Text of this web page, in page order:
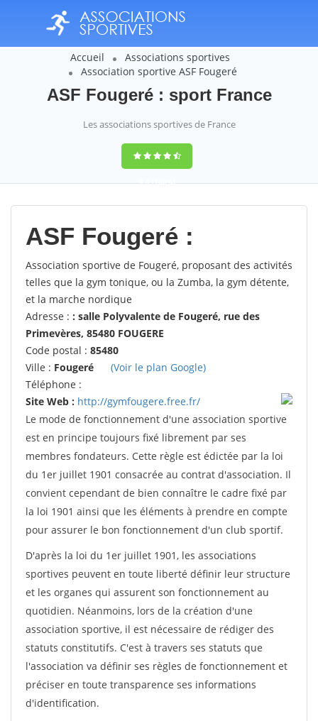
Accueil
Associations sportives
Association sportive ASF Fougeré
ASF Fougeré : sport France
Les associations sportives de France
9,4(100%)
14358votes
ASF Fougeré :
Association sportive de Fougeré, proposant des activités
telles que la gym tonique, ou la Zumba, la gym détente,
et la marche nordique
Adresse : : salle Polyvalente de Fougeré, rue des
Primevères, 85480 FOUGERE
Code postal : 85480
Ville : Fougeré
(Voir le plan Google)
Téléphone :
Site Web : http://gymfougere.free.fr/
Le mode de fonctionnement d'une association sportive
est en principe toujours fixé librement par ses
membres fondateurs. Cette règle est édictée par la loi
du 1er juillet 1901 consacrée au contrat d'association. Il
convient cependant de bien connaître le cadre fixé par
la loi 1901 ainsi que les éléments à prendre en compte
pour assurer le bon fonctionnement d'un club sportif.
D'après la loi du 1er juillet 1901, les associations
sportives peuvent en toute liberté définir leur structure
et les organes qui assurent son fonctionnement au
quotidien. Néanmoins, lors de la création d'une
association sportive, il est nécessaire de rédiger des
statuts constitutifs. C'est à travers ses statuts que
l'association va définir ses règles de fonctionnement et
préciser en toute transparence ses informations
d'identification.